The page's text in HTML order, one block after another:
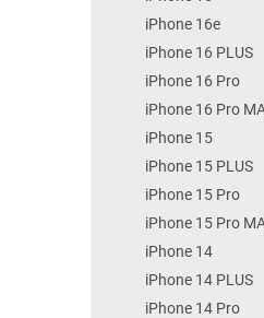
iPhone 16e
iPhone 16 PLUS
iPhone 16 Pro
iPhone 16 Pro
iPhone 15
iPhone 15 PLUS
iPhone 15 Pro
iPhone 15 Pro
iPhone 14
iPhone 14 PLUS
iPhone 14 Pro